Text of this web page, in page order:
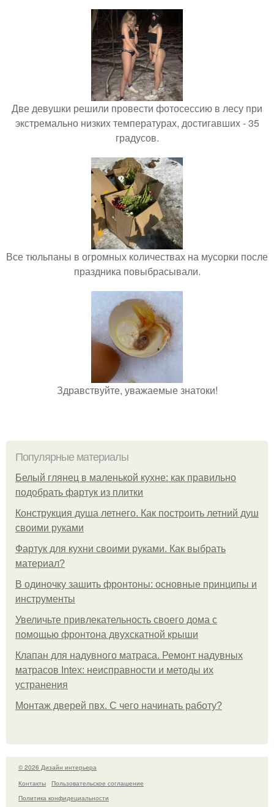
Две девушки решили провести фотосессию в лесу при
экстремально низких температурах, достигавших - 35
градусов.
Все тюльпаны в огромных количествах на мусорки после
праздника повыбрасывали.
Здравствуйте, уважаемые знатоки!
Популярные материалы
Белый глянец в маленькой кухне: как правильно
подобрать фартук из плитки
Конструкция душа летнего. Как построить летний душ
своими руками
Фартук для кухни своими руками. Как выбрать
материал?
В одиночку зашить фронтоны: основные принципы и
инструменты
Увеличьте привлекательность своего дома с
помощью фронтона двухскатной крыши
Клапан для надувного матраса. Ремонт надувных
матрасов Intex: неисправности и методы их
устранения
Монтаж дверей пвх. С чего начинать работу?
© 2026 Дизайн интерьера
Контакты
Пользовательское соглашение
Политика конфидециальности